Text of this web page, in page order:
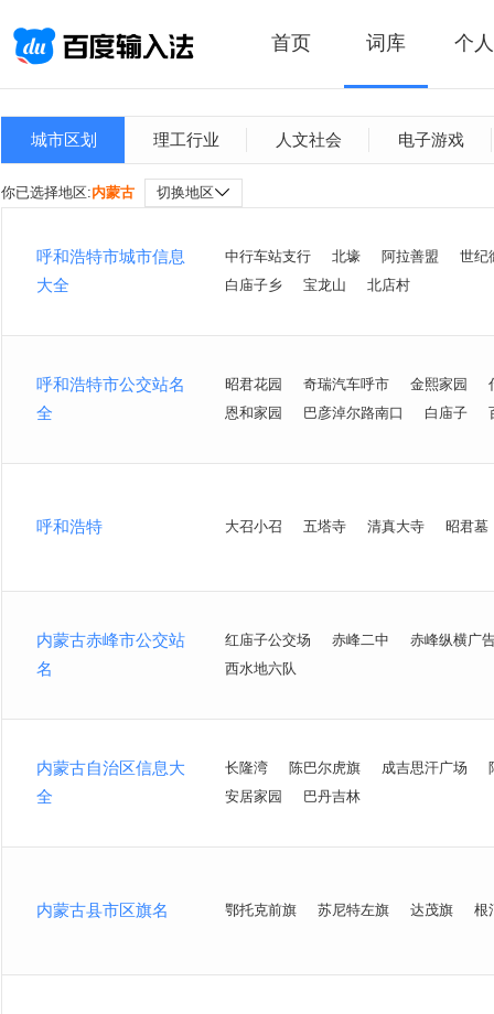
首页 词库 个
城市区划 理工行业 人文社会 电子游戏
你已选择地区:内蒙古 切换地区
呼和浩特市城市信息
大全
中行车站支行 北壕 阿拉善盟
世纪
白庙子乡
宝龙山 北店村
呼和浩特市公交站名
全
昭君花园 奇瑞汽车呼市 金熙家园
恩和家园
巴彦淖尔路南口 白庙子
呼和浩特 大召小召 五塔寺 清真大寺 昭君墓
内蒙古赤峰市公交站
名
红庙子公交场 赤峰二中
赤峰纵横广
西水地六队
内蒙古自治区信息大
全
长隆湾 陈巴尔虎旗 成吉思汗广场
安居家园
巴丹吉林
内蒙古县市区旗名 鄂托克前旗 苏尼特左旗 达茂旗 根